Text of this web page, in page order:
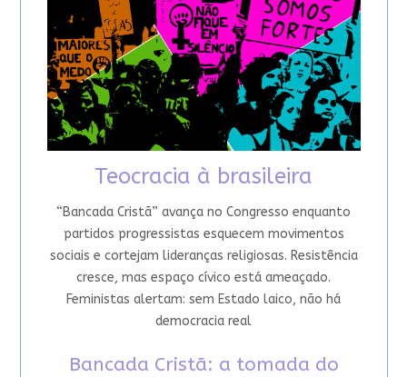
Teocracia à brasileira
“Bancada Cristã” avança no Congresso enquanto
partidos progressistas esquecem movimentos
sociais e cortejam lideranças religiosas. Resistência
cresce, mas espaço cívico está ameaçado.
Feministas alertam: sem Estado laico, não há
democracia real
Bancada Cristã: a tomada do